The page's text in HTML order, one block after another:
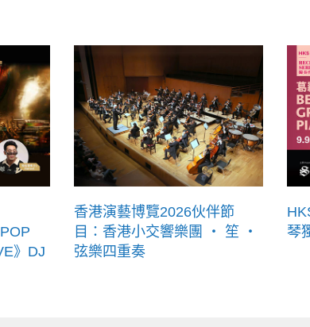
》DJ
香港演藝博覽2026伙伴節
目：香港小交響樂團 ‧ 笙 ‧
弦樂四重奏
琴